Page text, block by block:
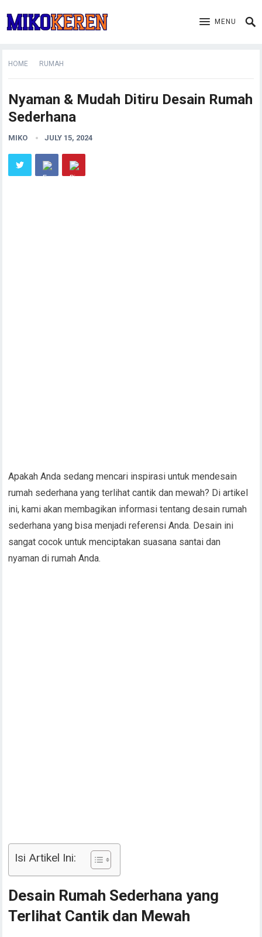
MENU
HOME RUMAH
Nyaman & Mudah Ditiru Desain Rumah
Sederhana
MIKO JULY 15, 2024
Apakah Anda sedang mencari inspirasi untuk mendesain
rumah sederhana yang terlihat cantik dan mewah? Di artikel
ini, kami akan membagikan informasi tentang desain rumah
sederhana yang bisa menjadi referensi Anda. Desain ini
sangat cocok untuk menciptakan suasana santai dan
nyaman di rumah Anda.
Isi Artikel Ini:
Desain Rumah Sederhana yang
Terlihat Cantik dan Mewah